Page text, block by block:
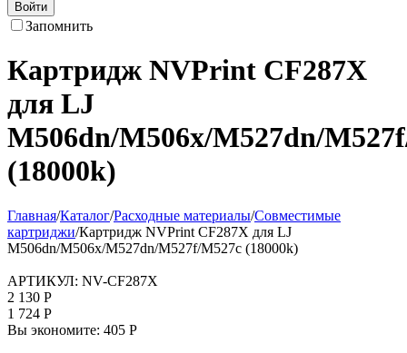
Войти
Запомнить
Картридж NVPrint CF287X
для LJ
M506dn/M506x/M527dn/
(18000k)
Главная/Каталог/Расходные материалы/Совместимые
картриджи/Картридж NVPrint CF287X для LJ
M506dn/M506x/M527dn/M527f/M527c (18000k)
АРТИКУЛ: NV-CF287X
2 130 Р
1 724 Р
Вы экономите: 405 Р